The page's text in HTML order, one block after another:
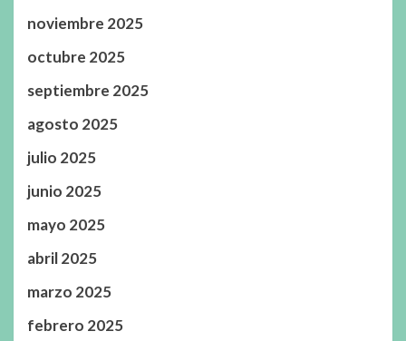
noviembre 2025
octubre 2025
septiembre 2025
agosto 2025
julio 2025
junio 2025
mayo 2025
abril 2025
marzo 2025
febrero 2025